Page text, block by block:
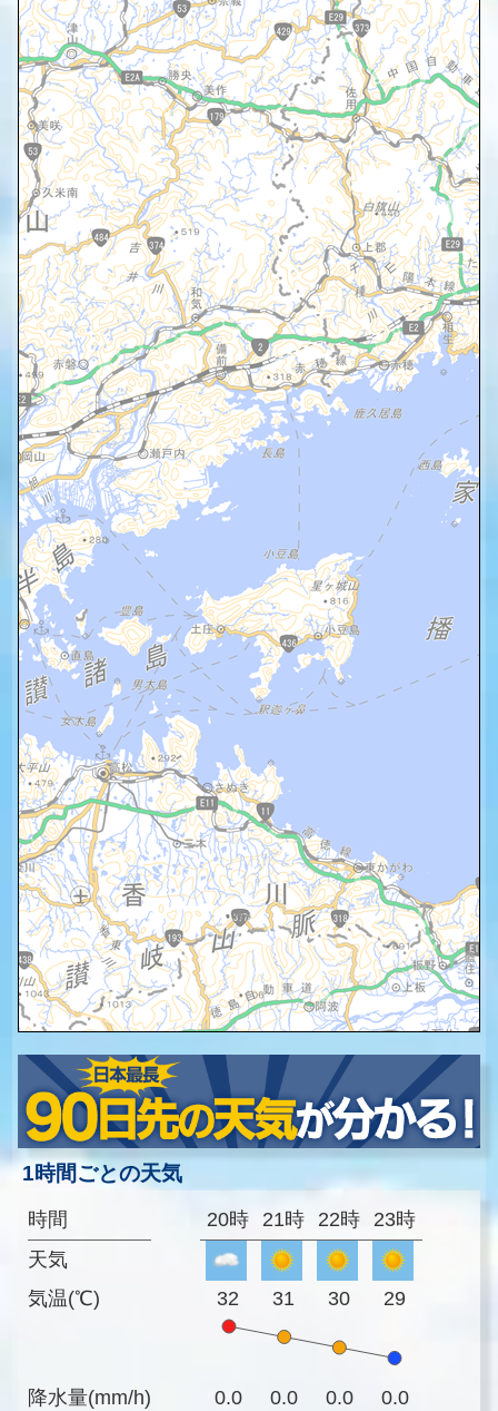
1時間ごとの天気
時間
天気
気温(℃)
降水量(mm/h)
20時 21時 22時 23時
32 31 30 29
0.0 0.0 0.0
0.0